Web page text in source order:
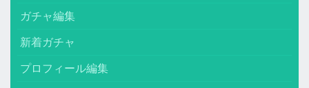
ガチャ編集
新着ガチャ
プロフィール編集